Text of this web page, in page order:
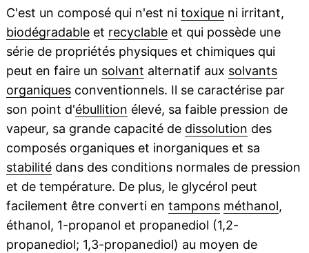
C'est un composé qui n'est ni toxiqueni irritant,
biodégradableet recyclableet qui possède une
série de propriétés physiques et chimiques qui
peut en faire un solvant alternatif aux solvants
organiquesconventionnels. Il se caractérise par
son point d'ébullition élevé, sa faible pression de
vapeur, sa grande capacité de dissolution des
composés organiques et inorganiques et sa
stabilitédans des conditions normales de pression
et de température. De plus, le glycérol peut
facilement être converti en tampons méthanol,
éthanol, 1-propanol et propanediol (1,2-
propanediol; 1,3-propanediol) au moyen de